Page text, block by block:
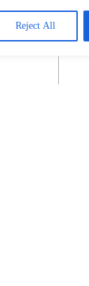
Reject All